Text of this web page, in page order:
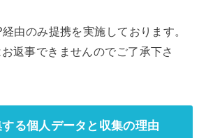
由のみ提携を実施しております。
返事できませんのでご了承下さ
る個人データと収集の理由